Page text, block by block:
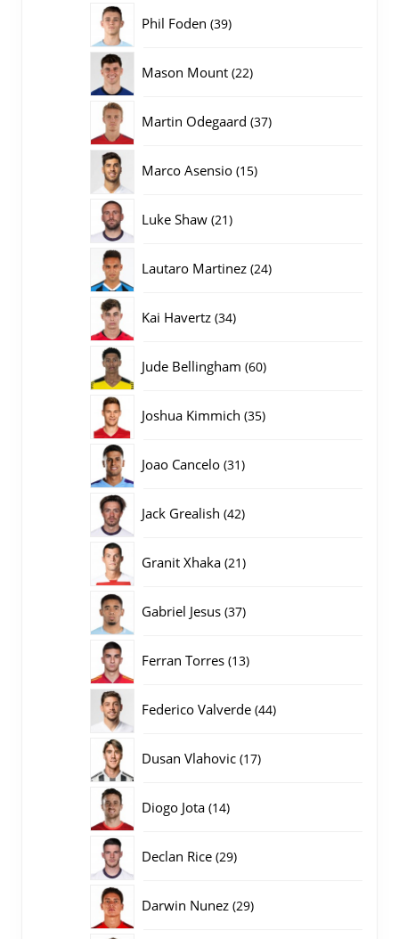
Phil Foden 3939
Mason Mount 2222
Martin Odegaard 3737
Marco Asensio 1515
Luke Shaw 2121
Lautaro Martinez 2424
Kai Havertz 3434
Jude Bellingham 6060
Joshua Kimmich 3535
Joao Cancelo 3131
Jack Grealish 4242
Granit Xhaka 2121
Gabriel Jesus 3737
Ferran Torres 1313
Federico Valverde 4444
Dusan Vlahovic 1717
Diogo Jota 1414
Declan Rice 2929
Darwin Nunez 2929